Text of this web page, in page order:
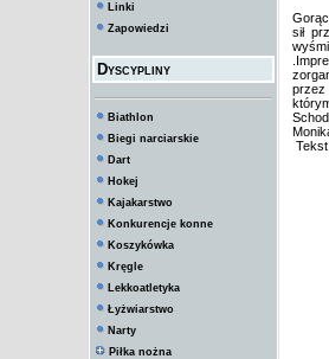
Linki
Zapowiedzi
Dyscypliny
Biathlon
Biegi narciarskie
Dart
Hokej
Kajakarstwo
Konkurencje konne
Koszykówka
Kręgle
Lekkoatletyka
Łyżwiarstwo
Narty
Piłka nożna
sił
przez